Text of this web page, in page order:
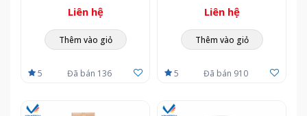
Liên hệ
Thêm vào giỏ
5 Đã bán 136
Liên hệ
Thêm vào giỏ
5 Đã bán 910